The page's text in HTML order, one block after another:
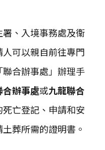
、入境事務處及衞
可以親自前往專門
合辦事處」辦理手
合辦事處或九龍聯合
亡登記、申請和安
葬所需的證明書。